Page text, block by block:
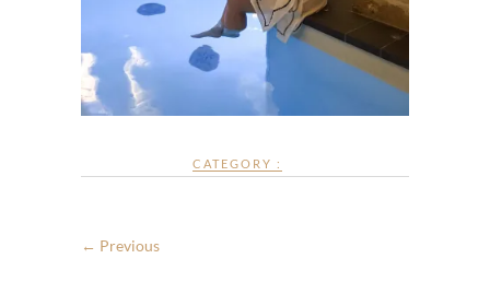
CATEGORY :
← Previous